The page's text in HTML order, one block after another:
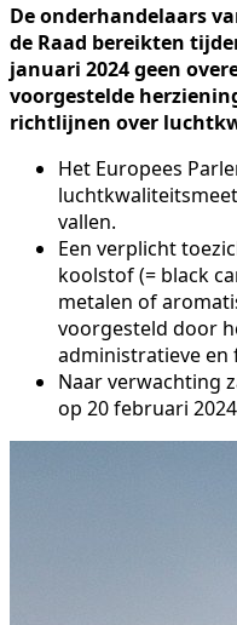
De onderhandelaars
de Raad bereikten
januari 2024 geen
voorgestelde
richtlijnen over
Het Europees
vallen.
Een verplicht
koolstof (= black
metalen of
voorgesteld door
administratieve en
Naar verwachting
op 20 februari